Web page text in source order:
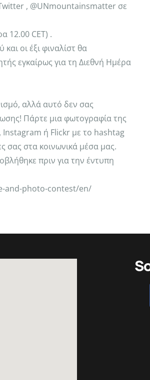
, @UNmountainsmatter σε
12.00 CET) .
οι έξι φιναλίστ θα
εγκαίρως για τη Διεθνή Ημέρα
αλλά αυτό δεν σας
Πάρτε μια φωτογραφία της
Instagram ή Flickr με το hashtag
σας στα κοινωνικά μέσα μας.
πριν για την έντυπη
and-photo-contest/en/